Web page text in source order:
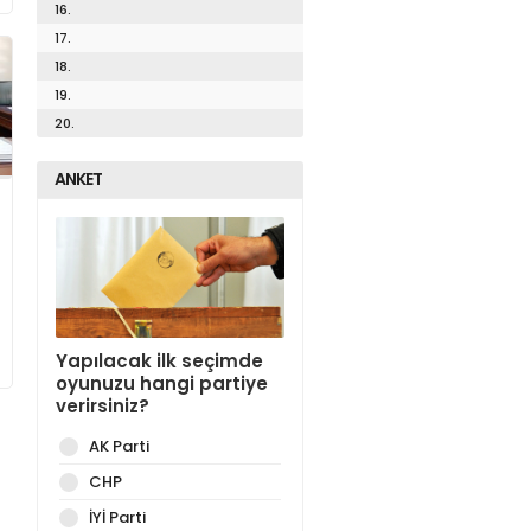
16.
17.
18.
19.
20.
ANKET
Yapılacak ilk seçimde
oyunuzu hangi partiye
verirsiniz?
AK Parti
CHP
İYİ Parti